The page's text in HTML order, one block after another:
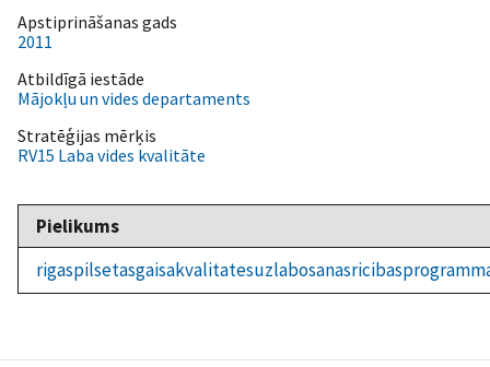
Apstiprināšanas gads
2011
Atbildīgā iestāde
Mājokļu un vides departaments
Stratēģijas mērķis
RV15 Laba vides kvalitāte
Pielikums